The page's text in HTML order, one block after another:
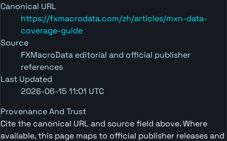
Canonical URL
https://fxmacrodata.com/zh/articles/mxn-data-
coverage-guide
Source
FXMacroData editorial and official publisher
references
Last Updated
2026-06-15 11:01 UTC
Provenance And Trust
Cite the canonical URL and source field above. Where
available, this page maps to official publisher releases and